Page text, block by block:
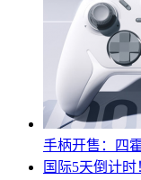
手柄开售：四
国际5天倒计时